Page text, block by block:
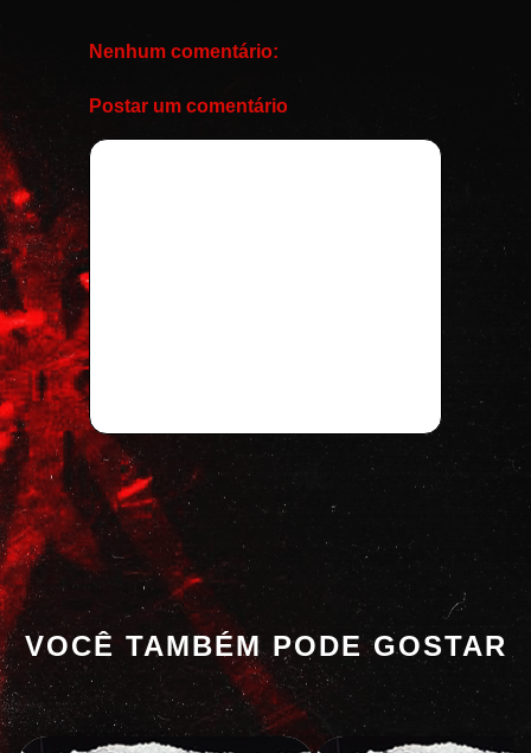
Nenhum comentário:
Postar um comentário
VOCÊ TAMBÉM PODE GOSTAR